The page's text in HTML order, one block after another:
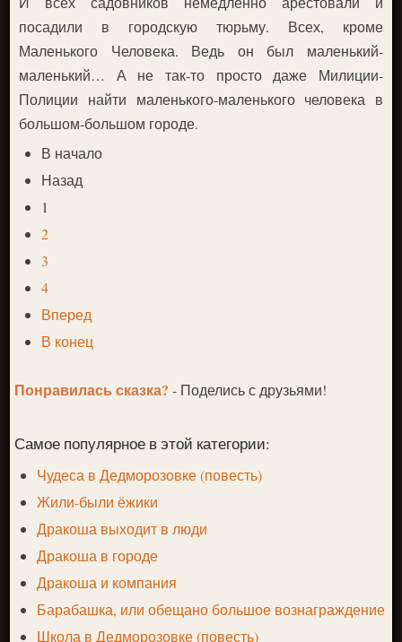
посадили в городскую тюрьму. Всех, кроме
Маленького Человека. Ведь он был маленький-
маленький… А не так-то просто даже Милиции-
Полиции найти маленького-маленького человека в
большом-большом городе.
В начало
Назад
1
2
3
4
Вперед
В конец
Понравилась сказка?- Поделись с друзьями!
Самое популярное в этой категории:
Чудеса в Дедморозовке (повесть)
Жили-были ёжики
Дракоша выходит в люди
Дракоша в городе
Дракоша и компания
Барабашка, или обещано большое вознаграждение
Школа в Дедморозовке (повесть)